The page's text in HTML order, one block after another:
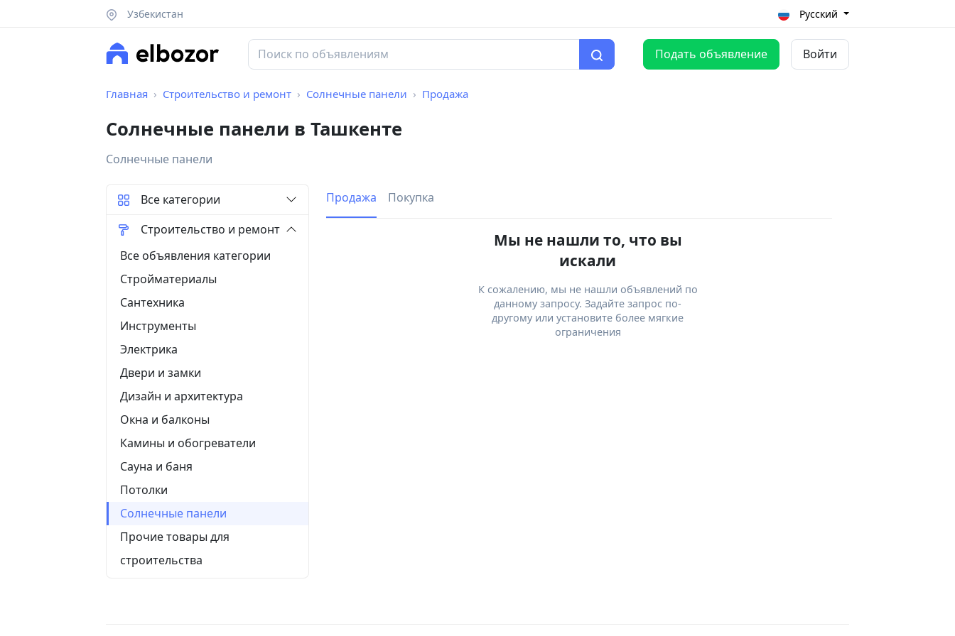
Узбекистан Русский
Подать объявление Войти
Главная Строительство и ремонт Солнечные панели Продажа
Солнечные панели в Ташкенте
Солнечные панели
Продажа Покупка
Мы не нашли то, что вы
искали
К сожалению, мы не нашли объявлений по
данному запросу. Задайте запрос по-
другому или установите более мягкие
ограничения
Все категории
Строительство и ремонт
Все объявления категории
Стройматериалы
Сантехника
Инструменты
Электрика
Двери и замки
Дизайн и архитектура
Окна и балконы
Камины и обогреватели
Сауна и баня
Потолки
Солнечные панели
Прочие товары для
строительства